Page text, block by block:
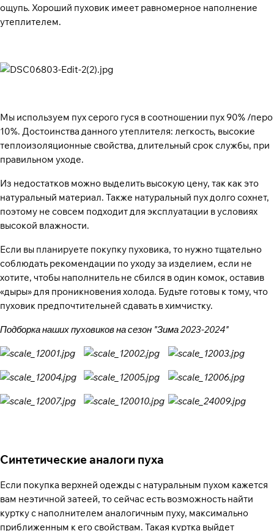
ощупь. Хороший пуховик имеет равномерное наполнение
утеплителем.
Мы используем пух серого гуся в соотношении пух 90% /перо
10%. Достоинства данного утеплителя: легкость, высокие
теплоизоляционные свойства, длительный срок службы, при
правильном уходе.
Из недостатков можно выделить высокую цену, так как это
натуральный материал. Также натуральный пух долго сохнет,
поэтому не совсем подходит для эксплуатации в условиях
высокой влажности.
Если вы планируете покупку пуховика, то нужно тщательно
соблюдать рекомендации по уходу за изделием, если не
хотите, чтобы наполнитель не сбился в один комок, оставив
«дыры» для проникновения холода. Будьте готовы к тому, что
пуховик предпочтительней сдавать в химчистку.
Подборка наших пуховиков на сезон "Зима 2023-2024"
Синтетические аналоги пуха
Если покупка верхней одежды с натуральным пухом кажется
вам неэтичной затеей, то сейчас есть возможность найти
куртку с наполнителем аналогичным пуху, максимально
приближенным к его свойствам. Такая куртка выйдет